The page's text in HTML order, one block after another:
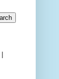
|